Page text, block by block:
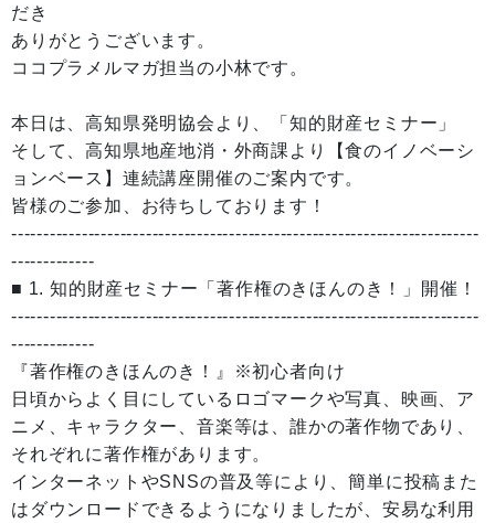
だき
ありがとうございます。
ココプラメルマガ担当の小林です。
本日は、高知県発明協会より、「知的財産セミナー」
そして、高知県地産地消・外商課より【食のイノベーシ
ョンベース】連続講座開催のご案内です。
皆様のご参加、お待ちしております！
-------------------------------------------------------------------------
-------------
■ 1. 知的財産セミナー「著作権のきほんのき！」開催！
-------------------------------------------------------------------------
-------------
『著作権のきほんのき！』※初心者向け
日頃からよく目にしているロゴマークや写真、映画、ア
ニメ、キャラクター、音楽等は、誰かの著作物であり、
それぞれに著作権があります。
インターネットやSNSの普及等により、簡単に投稿また
はダウンロードできるようになりましたが、安易な利用